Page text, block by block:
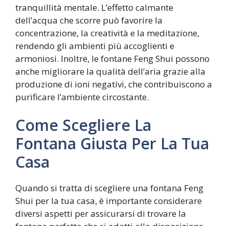
tranquillità mentale. L’effetto calmante
dell’acqua che scorre può favorire la
concentrazione, la creatività e la meditazione,
rendendo gli ambienti più accoglienti e
armoniosi. Inoltre, le fontane Feng Shui possono
anche migliorare la qualità dell’aria grazie alla
produzione di ioni negativi, che contribuiscono a
purificare l’ambiente circostante.
Come Scegliere La
Fontana Giusta Per La Tua
Casa
Quando si tratta di scegliere una fontana Feng
Shui per la tua casa, è importante considerare
diversi aspetti per assicurarsi di trovare la